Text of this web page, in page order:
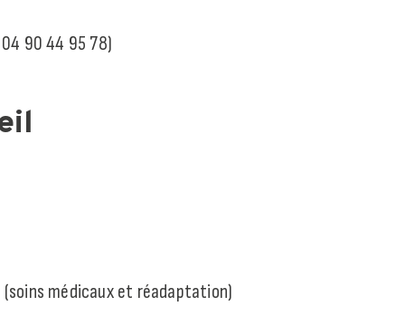
90 44 95 78)
médicaux et réadaptation)